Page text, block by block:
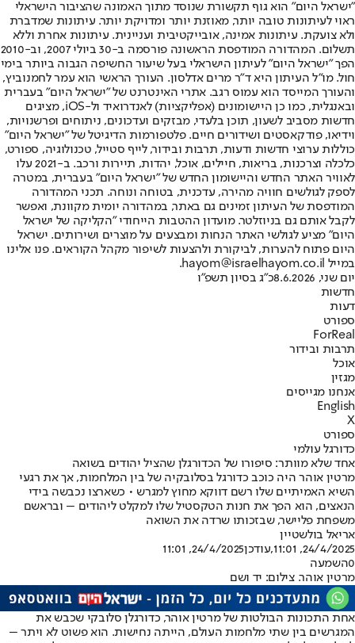
"ישראל היום" הוא גוף תקשורת שנוסד מתוך האמונה שהציבור הישראלי
ראוי לעיתונות טובה יותר, מאוזנת יותר ומדויקת יותר. עיתונות שמדברת
ולא צועקת. עיתונות אמינה, אובייקטיבית ועניינית. עיתונות אחרת וללא
תשלום. המהדורה המודפסת הראשונה פורסמה ב-30 ביולי 2007, וב-2010
הפך "ישראל היום" לעיתון הישראלי בעל שיעור החשיפה הגבוה ביותר בימי
חול. מו"ל העיתון היא ד"ר מרים אדלסון. העורך הראשי הוא עמר לחמנוביץ,
והעורך המייסד הוא עמוס רגב. אתרי האינטרנט של "ישראל היום" בעברית
ובאנגלית, כמו כן היישומונים (אפליקציות) לאנדרואיד ול-iOS, מציגים
חדשות מסביב לשעון, תוכן בלעדי, מבזקים ועדכונים, ניתוחים ופרשנויות,
וידיאו, פודקאסטים ושידורים חיים. פלטפורמות הדיגיטל של "ישראל היום"
כוללות ערוצי חדשות ודעות, תרבות ובידור, לייף סטייל, טכנולוגיה, ספורט,
כלכלה וצרכנות, בריאות, חיילים, אוכל, יהדות, תיירות ורכב. ב-2021 עלו
לאוויר האתר החדש והיישומון החדש של "ישראל היום" בעברית, במטרה
לספק לגולשים חוויה מהירה, עדכנית, בטוחה ונוחה. תכני המהדורה
המודפסת של העיתון זמינים גם באתר, במהדורה יומית מקוונת, ואפשר
לקבל אותם גם בניוזלטר. מועדון ההטבות הייחודי "הקליקה של ישראל
היום" מציע לגולשי האתר הנחות ומבצעים על מוצרים ושירותים. ישראל
היום פתוח להערות, לביקורת ולהצעות לשיפור מקהל הקוראים. פנו אלינו
במייל hayom@israelhayom.co.il.
יום שני, 8.6.2026
כ"ג בסיון תשפ"ו
חדשות
דעות
ספורט
ForReal
תרבות ובידור
אוכל
מגזין
אנחנו מגייסים
English
X
ספורט
כדורגל עולמי
אחד שלא מוותר: סיפורו של הכדורגלן שהציל יהודים בשואה
מרטין אוהר היה כוכב כדורגל בסלובקיה של בין המלחמות, אך את רגעי
השיא האמיתיים שלו רשם דווקא מחוץ למגרש • כשארצו נכבשה בידי
הנאצים, הוא הפך את חנות הטקסטיל שלו למקלט ליהודים – ובראשם
משפחת פליישר, שבזכותו שרדה את השואה
אריאל בולשטיין
24/4/2025, 11:01
,עודכן24/4/2025, 11:01
0השמעה
מרטין אוהר. צילום: יד ושם
אחת התכונות הבולטות של מרטין אוהר, כדורגלן סלובקי שכבש את
המגרשים בין שתי מלחמות העולם, הייתה נחישות. הוא פשוט לא ויתר –